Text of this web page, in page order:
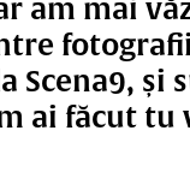
am mai
Scena9, și
ai făcut tu